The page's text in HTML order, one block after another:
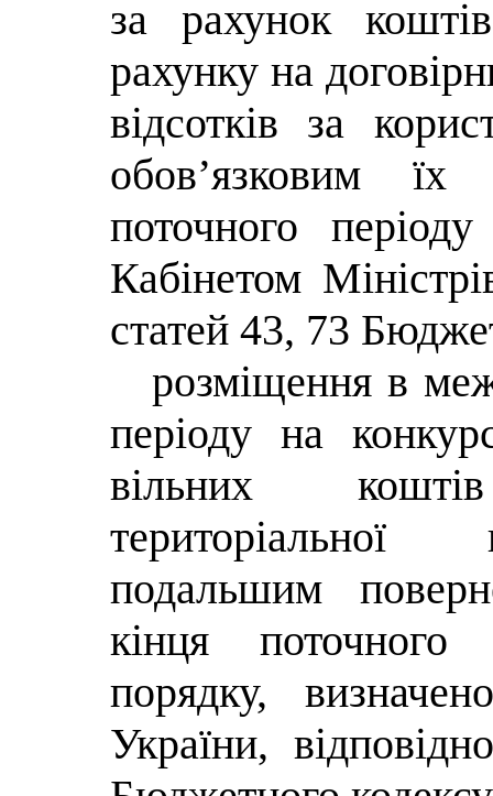
за рахунок
рахунку на
відсотків за
обов’язковим
поточного
Кабінетом
статей 43, 73
розміщення в
періоду на
вільних
територіальної
подальшим
кінця
порядку,
України,